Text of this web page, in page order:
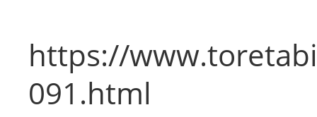
https://
091.html